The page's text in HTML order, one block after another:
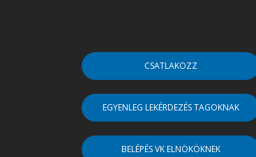
CSATLAKOZZ
EGYENLEG LEKÉRDEZÉS TAGOKNAK
BELÉPÉS VK ELNÖKÖKNEK